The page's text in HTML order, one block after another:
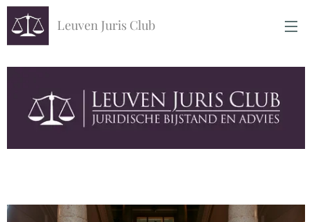
Leuven Juris Club